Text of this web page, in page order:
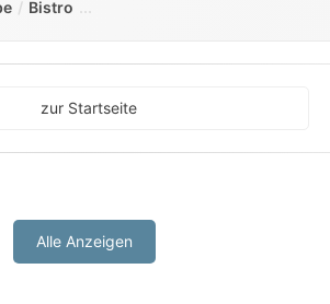
Bistro
zur Startseite
Alle Anzeigen